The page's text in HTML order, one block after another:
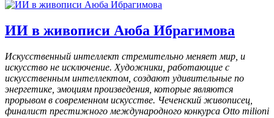
ИИ в живописи Аюба Ибрагимова
Искусственный интеллект стремительно меняет мир, и
искусство не исключение. Художники, работающие с
искусственным интеллектом, создают удивительные по
энергетике, эмоциям произведения, которые являются
прорывом в современном искусстве. Чеченский живописец,
финалист престижного международного конкурса Otto milioni